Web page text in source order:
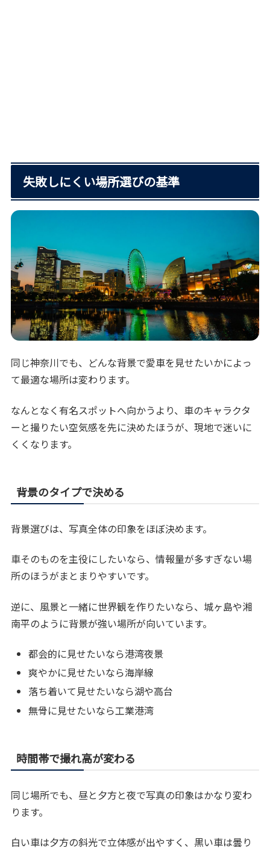
失敗しにくい場所選びの基準
同じ神奈川でも、どんな背景で愛車を見せたいかによっ
て最適な場所は変わります。
なんとなく有名スポットへ向かうより、車のキャラクタ
ーと撮りたい空気感を先に決めたほうが、現地で迷いに
くくなります。
背景のタイプで決める
背景選びは、写真全体の印象をほぼ決めます。
車そのものを主役にしたいなら、情報量が多すぎない場
所のほうがまとまりやすいです。
逆に、風景と一緒に世界観を作りたいなら、城ヶ島や湘
南平のように背景が強い場所が向いています。
都会的に見せたいなら港湾夜景
爽やかに見せたいなら海岸線
落ち着いて見せたいなら湖や高台
無骨に見せたいなら工業港湾
時間帯で撮れ高が変わる
同じ場所でも、昼と夕方と夜で写真の印象はかなり変わ
ります。
白い車は夕方の斜光で立体感が出やすく、黒い車は曇り